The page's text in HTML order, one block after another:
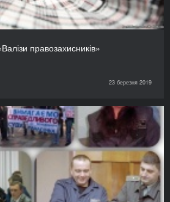
правозахисників»
23 березня 2019